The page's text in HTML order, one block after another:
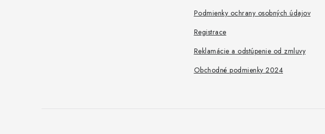
Podmienky ochrany osobných údajov
Registrace
Reklamácie a odstúpenie od zmluvy
Obchodné podmienky 2024